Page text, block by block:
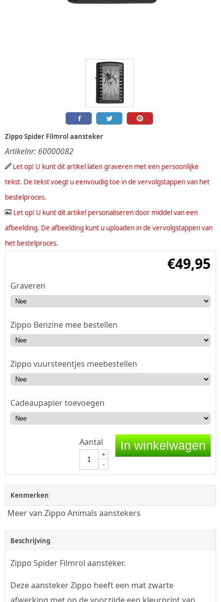
Zippo Spider Filmrol aansteker
Artikelnr: 60000082
Let op! U kunt dit artikel laten graveren met een persoonlijke
tekst. De tekst voegt u eenvoudig toe in de vervolgstappen van het
bestelproces.
Let op! U kunt dit artikel personaliseren door middel van een
afbeelding. De afbeelding kunt u uploaden in de vervolgstappen van
het bestelproces.
€49,95
Graveren
Zippo Benzine mee bestellen
Zippo vuursteentjes meebestellen
Cadeaupapier toevoegen
Aantal
+
-
In winkelwagen
Kenmerken
Meer van Zippo Animals aanstekers
Beschrijving
Zippo Spider Filmrol aansteker.
Deze aansteker Zippo heeft een mat zwarte
afwerking met op de voorzijde een kleurprint van